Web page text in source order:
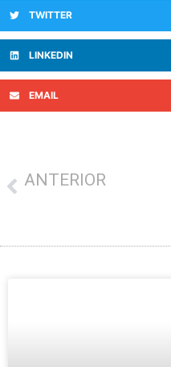
TWITTER
LINKEDIN
EMAIL
ANTERIOR